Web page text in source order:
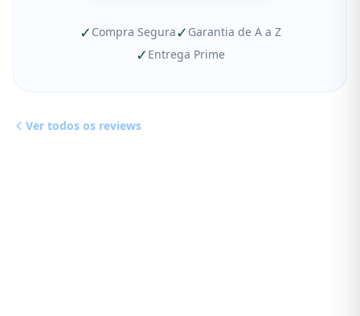
✓ Compra Segura✓ Garantia de A a Z
✓ Entrega Prime
Ver todos os reviews